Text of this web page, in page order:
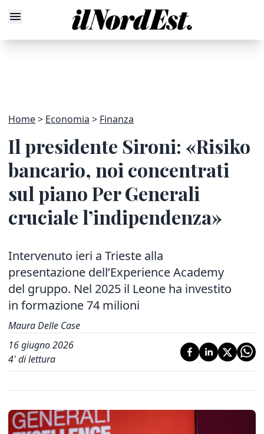
Home Economia Finanza
Il presidente Sironi: «Risiko
bancario, noi concentrati
sul piano Per Generali
cruciale l’indipendenza»
Intervenuto ieri a Trieste alla
presentazione dell’Experience Academy
del gruppo. Nel 2025 il Leone ha investito
in formazione 74 milioni
Maura Delle Case
16 giugno 2026
4' di lettura